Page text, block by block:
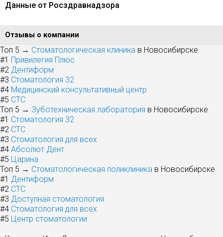
Данные от Росздравнадзора
Отзывы о компании
Топ 5 → Стоматологическая клиника в Новосибирске
#1 Привилегия Плюс
#2 Дентиформ
#3 Стоматология 32
#4 Медицинский консультативный центр
#5 СТС
Топ 5 → Зуботехническая лаборатория в Новосибирске
#1 Стоматология 32
#2 СТС
#3 Стоматология для всех
#4 Абсолют Дент
#5 Царина
Топ 5 → Стоматологическая поликлиника в Новосибирске
#1 Дентиформ
#2 СТС
#3 Доступная стоматология
#4 Стоматология для всех
#5 Центр стоматологии